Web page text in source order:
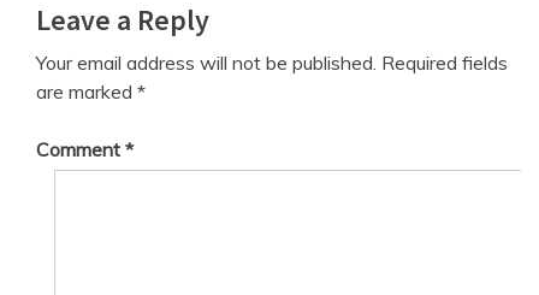
Leave a Reply
Your email address will not be published. Required fields
are marked *
Comment *